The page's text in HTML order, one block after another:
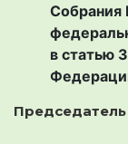
Собрания
в статью
В.В.